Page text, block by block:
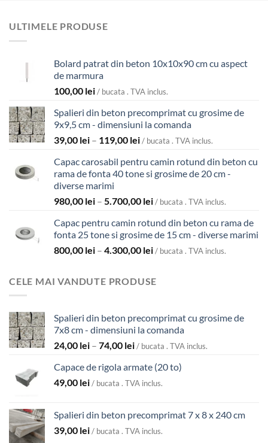
ULTIMELE PRODUSE
Bolard patrat din beton 10x10x90 cm cu aspect
de marmura
100,00 lei/ bucata . TVA inclus.
Spalieri din beton precomprimat cu grosime de
9x9,5 cm - dimensiuni la comanda
39,00 lei – 119,00 leiInterval
prețuri:
39,00 lei
la
/ bucata . TVA inclus.
Capac carosabil pentru camin rotund din beton cu
rama de fonta 40 tone si grosime de 20 cm -
diverse marimi
980,00 lei – 5.700,00 leiInterval
prețuri:
980,00 lei
până
/ bucata . TVA inclus.
Capac pentru camin rotund din beton cu rama de
fonta 25 tone si grosime de 15 cm - diverse marimi
800,00 lei – 4.300,00 leiInterval
800,00 lei
4.300,00 lei
/ bucata . TVA inclus.
CELE MAI VANDUTE PRODUSE
Spalieri din beton precomprimat cu grosime de
7x8 cm - dimensiuni la comanda
24,00 lei – 74,00 leiInterval
prețuri:
24,00 lei
74,00 lei
/ bucata . TVA inclus.
Capace de rigola armate (20 to)
49,00 lei/ bucata . TVA inclus.
Spalieri din beton precomprimat 7 x 8 x 240 cm
39,00 lei/ bucata . TVA inclus.